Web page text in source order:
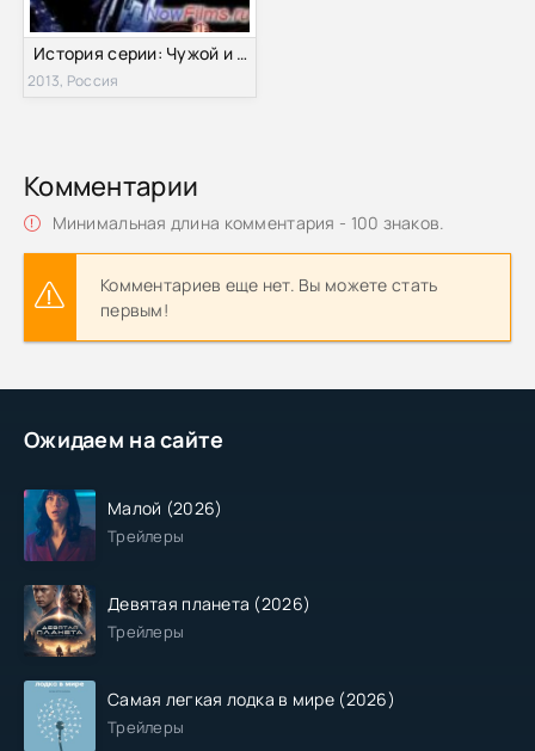
Ожидаем на сайте
Малой (2026)
Трейлеры
Девятая планета (2026)
Трейлеры
Самая легкая лодка в мире (2026)
Трейлеры
История серии: Чужой и Хищник (2013)
2013, Россия
Комментарии
Минимальная длина комментария - 100 знаков.
Комментариев еще нет. Вы можете стать
первым!